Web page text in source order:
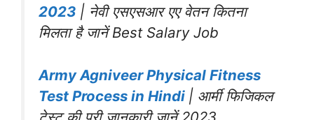
2023 | नेवी एसएसआर एए वेतन कितना
मिलता है जानें Best Salary Job
Army Agniveer Physical Fitness
Test Process in Hindi | आर्मी फिजिकल